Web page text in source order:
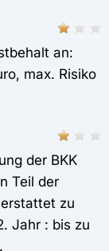
an:
max. Risiko
der BKK
Teil der
zu
Jahr : bis zu